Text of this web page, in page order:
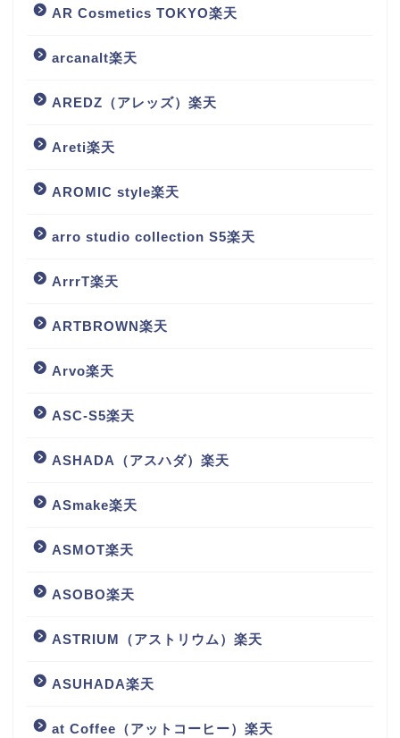
AR Cosmetics TOKYO楽天
arcanalt楽天
AREDZ（アレッズ）楽天
Areti楽天
AROMIC style楽天
arro studio collection S5楽天
ArrrT楽天
ARTBROWN楽天
Arvo楽天
ASC-S5楽天
ASHADA（アスハダ）楽天
ASmake楽天
ASMOT楽天
ASOBO楽天
ASTRIUM（アストリウム）楽天
ASUHADA楽天
at Coffee（アットコーヒー）楽天